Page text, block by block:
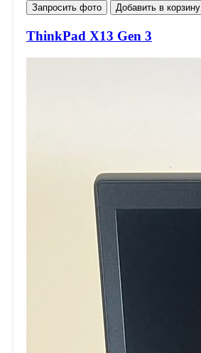
Запросить фото Добавить в корзину
ThinkPad X13 Gen 3